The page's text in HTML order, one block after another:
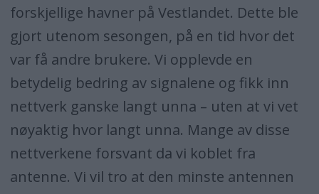
forskjellige havner på Vestlandet. Dette ble
gjort utenom sesongen, på en tid hvor det
var få andre brukere. Vi opplevde en
betydelig bedring av signalene og fikk inn
nettverk ganske langt unna – uten at vi vet
nøyaktig hvor langt unna. Mange av disse
nettverkene forsvant da vi koblet fra
antenne. Vi vil tro at den minste antennen